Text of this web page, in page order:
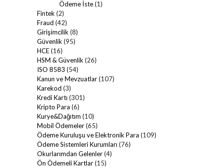
Ödeme İste(1)
Fintek(2)
Fraud (42)
Girişimcilik(8)
Güvenlik(95)
HCE(16)
HSM & Güvenlik(26)
ISO 8583 (54)
Kanun ve Mevzuatlar(107)
Karekod (3)
Kredi Kartı (301)
Kripto Para (6)
Kurye&Dağıtım (10)
Mobil Ödemeler(65)
Ödeme Kuruluşu ve Elektronik Para (109)
Ödeme Sistemleri Kurumları (76)
Okurlarımdan Gelenler(4)
Ön Ödemeli Kartlar(15)